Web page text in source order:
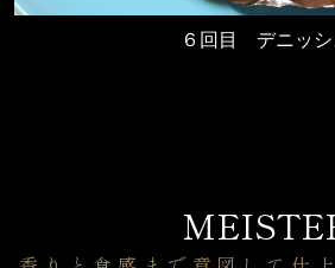
６回目 デニッシ